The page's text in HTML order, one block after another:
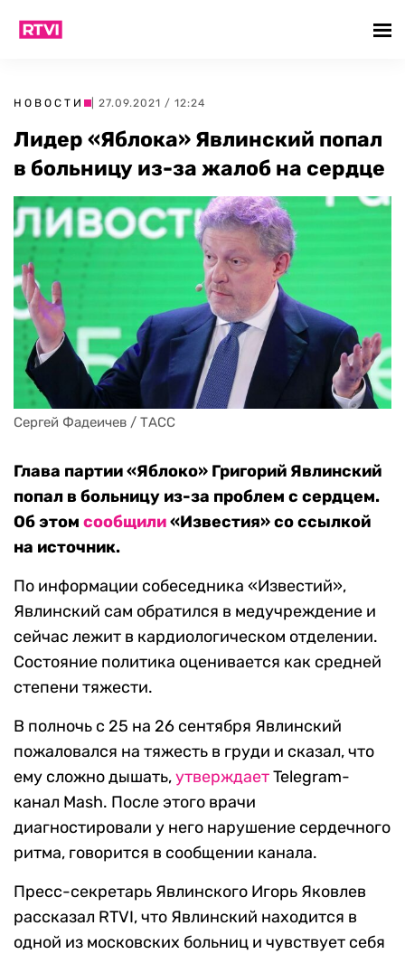
НОВОСТИ | 27.09.2021 / 12:24
Лидер «Яблока» Явлинский попал
в больницу из-за жалоб на сердце
Сергей Фадеичев / ТАСС
Глава партии «Яблоко» Григорий Явлинский
попал в больницу из-за проблем с сердцем.
Об этом сообщили«Известия» со ссылкой
на источник.
По информации собеседника «Известий»,
Явлинский сам обратился в медучреждение и
сейчас лежит в кардиологическом отделении.
Состояние политика оценивается как средней
степени тяжести.
В полночь с 25 на 26 сентября Явлинский
пожаловался на тяжесть в груди и сказал, что
ему сложно дышать,утверждаетTelegram-
канал Mash. После этого врачи
диагностировали у него нарушение сердечного
ритма, говорится в сообщении канала.
Пресс-секретарь Явлинского Игорь Яковлев
рассказал RTVI, что Явлинский находится в
одной из московских больниц и чувствует себя